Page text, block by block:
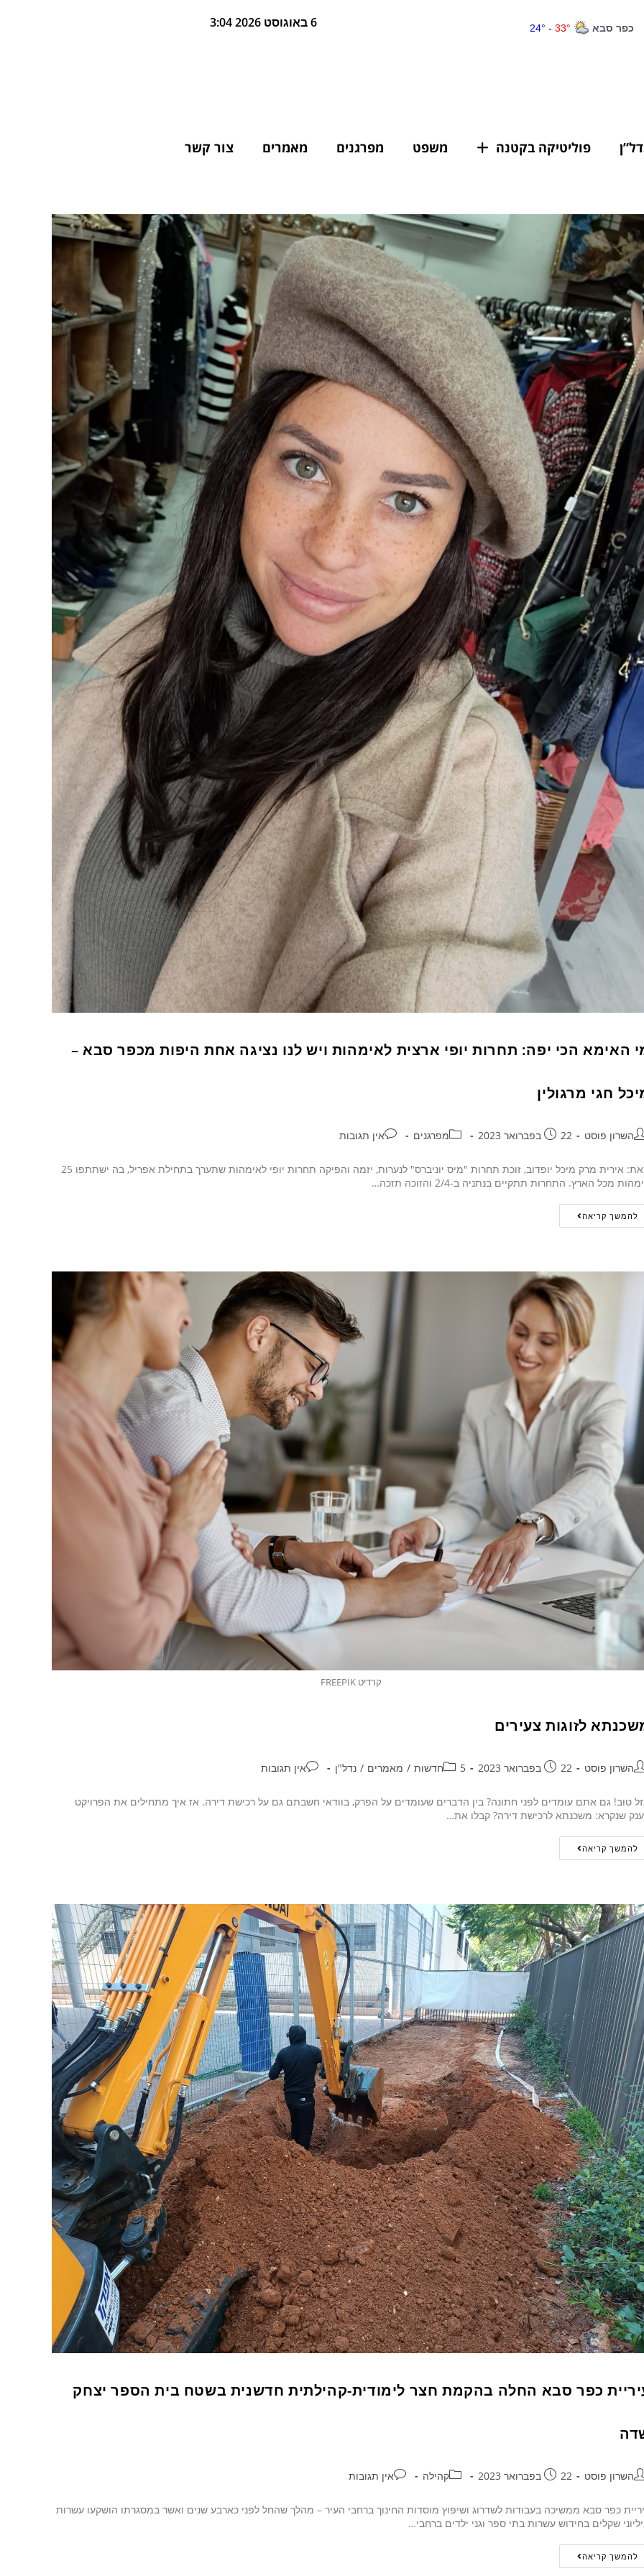
6 באוגוסט 2026 3:04
פוליטיקה בקטנה משפט מפרגנים מאמרים צור קשר
האימא הכי יפה: תחרות יופי ארצית לאימהות ויש לנו נציגה אחת היפות מכפר סבא –
חגי מרגולין
השרון פוסט 22 בפברואר 2023 מפרגנים אין תגובות
מאת: אירית מרק מיכל יופדוב, זוכת תחרות "מיס יוניברס" לנערות, יזמה והפיקה תחרות יופי לאימהות שתערך בתחילת אפריל, בה ישתתפו 25
מכל הארץ. התחרות תתקיים בנתניה ב-2/4 והזוכה תזכה…
להמשך קריאה
קרדיט FREEPIK
לזוגות צעירים
השרון פוסט 22 בפברואר 2023 5חדשות / מאמרים / נדל"ן אין תגובות
טוב! גם אתם עומדים לפני חתונה? בין הדברים שעומדים על הפרק, בוודאי חשבתם גם על רכישת דירה. אז איך מתחילים את הפרויקט
שנקרא: משכנתא לרכישת דירה? קבלו את…
להמשך קריאה
כפר סבא החלה בהקמת חצר לימודית-קהילתית חדשנית בשטח בית הספר יצחק
השרון פוסט 22 בפברואר 2023 קהילה אין תגובות
כפר סבא ממשיכה בעבודות לשדרוג ושיפוץ מוסדות החינוך ברחבי העיר – מהלך שהחל לפני כארבע שנים ואשר במסגרתו הושקעו עשרות
שקלים בחידוש עשרות בתי ספר וגני ילדים ברחבי…
להמשך קריאה